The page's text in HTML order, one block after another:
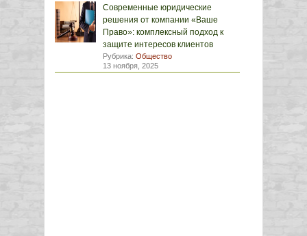
Современные юридические
решения от компании «Ваше
Право»: комплексный подход к
защите интересов клиентов
Рубрика: Общество
13 ноября, 2025